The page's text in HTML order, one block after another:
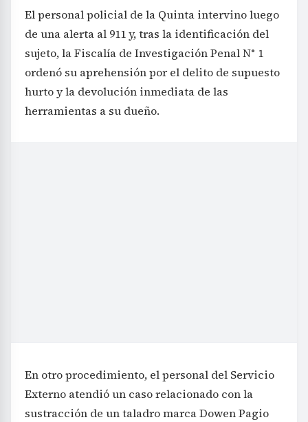
El personal policial de la Quinta intervino luego
de una alerta al 911 y, tras la identificación del
sujeto, la Fiscalía de Investigación Penal N° 1
ordenó su aprehensión por el delito de supuesto
hurto y la devolución inmediata de las
herramientas a su dueño.
En otro procedimiento, el personal del Servicio
Externo atendió un caso relacionado con la
sustracción de un taladro marca Dowen Pagio